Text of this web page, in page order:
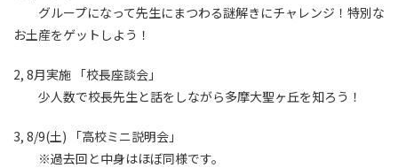
グループになって先生にまつわる謎解きにチャレンジ！特別な
お土産をゲットしよう！
2, 8月実施 「校長座談会」
少人数で校長先生と話をしながら多摩大聖ヶ丘を知ろう！
3, 8/9(土) 「高校ミニ説明会」
※過去回と中身はほぼ同様です。